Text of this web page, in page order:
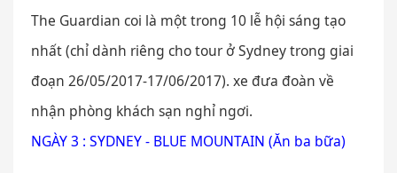
The Guardian coi là một trong 10 lễ hội sáng tạo
nhất (chỉ dành riêng cho tour ở Sydney trong giai
đoạn 26/05/2017-17/06/2017). xe đưa đoàn về
nhận phòng khách sạn nghỉ ngơi.
NGÀY 3 : SYDNEY - BLUE MOUNTAIN (Ăn ba bữa)